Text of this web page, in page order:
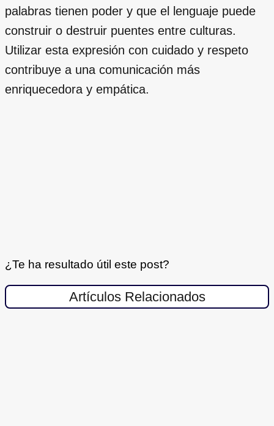
palabras tienen poder y que el lenguaje puede
construir o destruir puentes entre culturas.
Utilizar esta expresión con cuidado y respeto
contribuye a una comunicación más
enriquecedora y empática.
¿Te ha resultado útil este post?
Artículos Relacionados